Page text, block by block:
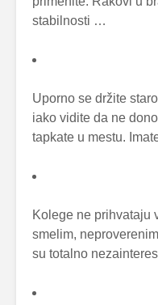
stabilnosti …
Uporno se držite
iako vidite da ne
tapkate u mestu.
Kolege ne prihvataju
smelim,
su totalno